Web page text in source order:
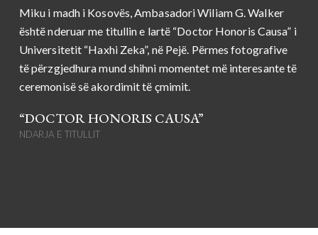
Miku i madh i Kosovës, Ambasadori Wiliam G. Walker
është nderuar me titullin e lartë “Doctor Honoris Causa” i
Universitetit “Haxhi Zeka”, në Pejë. Përmes fotografive
të përzgjedhura mund shihni momentet më interesante të
ceremonisë së akordimit të çmimit.
“DOCTOR HONORIS CAUSA”
NDARJA E TITULLIT